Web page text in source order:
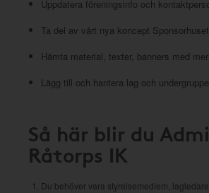
Uppdatera föreningsinfo och
Ta del av vårt nya koncept
Hämta material, texter, banners med
Lägg till och hantera lag och
Så här blir du
Råtorps IK
Du behöver vara styrelsemedlem,